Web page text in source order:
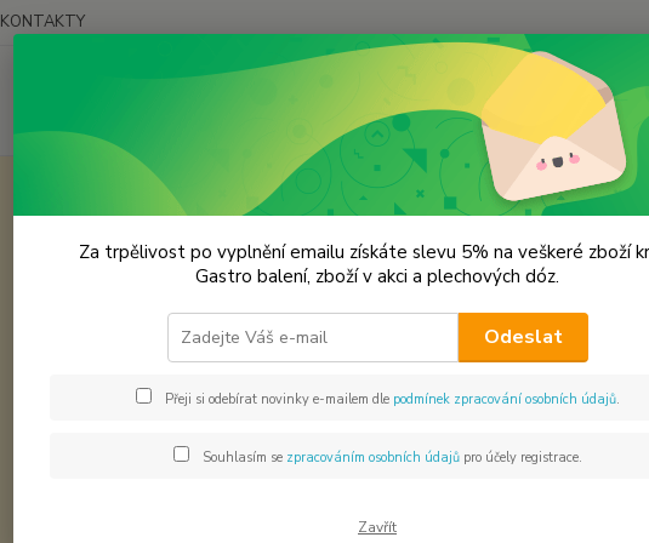
KONTAKTY
KOŘENÍ JEDNODRUHOVÉ Česnek medvědí
Česnek medvědí
V
Za trpělivost po vyplnění emailu získáte slevu 5% na veškeré zboží
Gastro balení, zboží v akci a plechových dóz.
Odeslat
Přeji si odebírat novinky e-mailem dle podmínek zpracování osobních údajů.
Souhlasím se zpracováním osobních údajůpro účely registrace.
Zavřít